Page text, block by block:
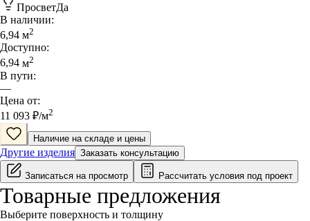
ПросветДа
В наличии:
6,94 м2
Доступно:
6,94 м2
В пути:
—
Цена от:
11 093 ₽/м2
Наличие на складе и цены
Другие изделия Заказать консультацию
Записаться на просмотр Рассчитать условия под проект
Товарные предложения
Выберите поверхность и толщину